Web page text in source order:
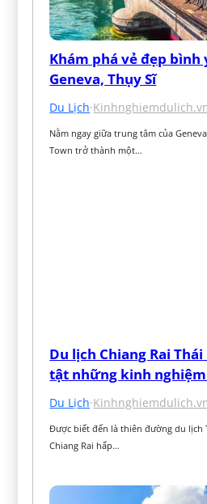
Khám phá vẻ đẹp bình
Geneva, Thụy Sĩ
Du Lịch·
Nằm ngay giữa trung tâm của
Town trở thành một…
Du lịch Chiang Rai
tật những kinh
Du Lịch·
Được biết đến là thiên đường du lịch
Chiang Rai hấp…